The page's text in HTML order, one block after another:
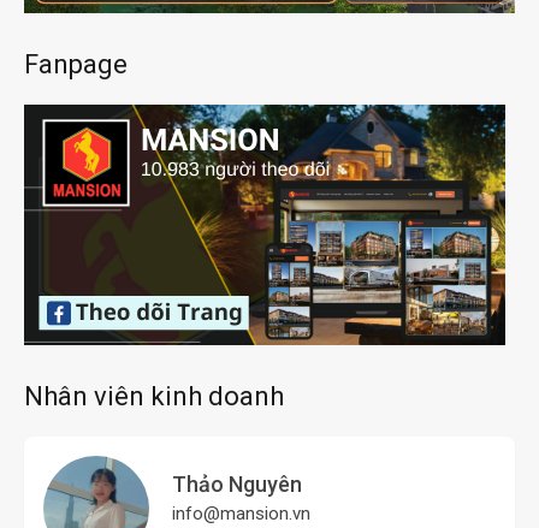
Fanpage
Nhân viên kinh doanh
Thảo Nguyên
info@mansion.vn